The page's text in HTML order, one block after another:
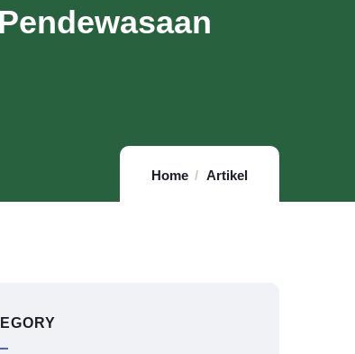
Home Artikel